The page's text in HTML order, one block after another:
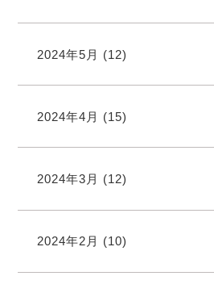
2024年5月 (12)
2024年4月 (15)
2024年3月 (12)
2024年2月 (10)